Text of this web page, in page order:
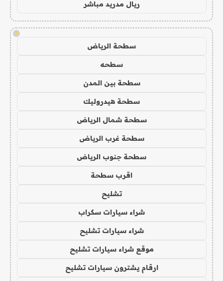
ريال مدريد مباشر
!
سطحة الرياض
سطحه
سطحة بين المدن
سطحة هيدروليك
سطحة شمال الرياض
سطحة غرب الرياض
سطحة جنوب الرياض
اقرب سطحة
تشليح
شراء سيارات سكراب
شراء سيارات تشليح
موقع شراء سيارات تشليح
ارقام يشترون سيارات تشليح